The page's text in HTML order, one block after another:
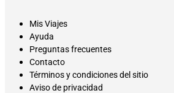
Mis Viajes
Ayuda
Preguntas frecuentes
Contacto
Términos y condiciones del sitio
Aviso de privacidad